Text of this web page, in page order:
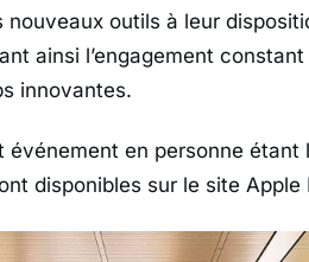
outils à leur
ainsi l’engagement constant
innovantes.
événement en personne étant
disponibles sur le site Apple